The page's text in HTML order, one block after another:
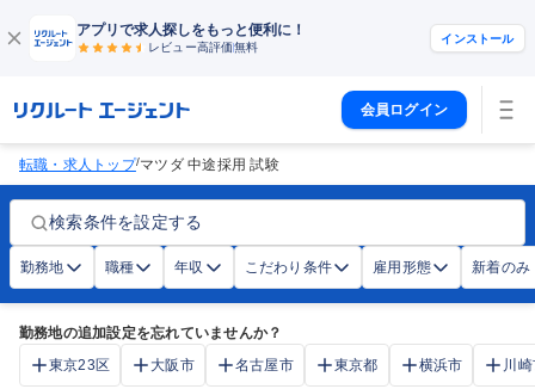
アプリで求人探しをもっと便利に！
レビュー高評価無料
インストール
会員ログイン
転職・求人トップ/マツダ 中途採用 試験
検索条件を設定する
勤務地 職種 年収 こだわり条件 雇用形態 新着のみ
勤務地の追加設定を忘れていませんか？
東京23区
大阪市 名古屋市 東京都 横浜市 川